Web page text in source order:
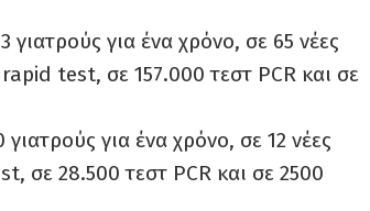
για ένα χρόνο, σε 65 νέες
test, σε 157.000 τεστ PCR και σε
για ένα χρόνο, σε 12 νέες
σε 28.500 τεστ PCR και σε 2500